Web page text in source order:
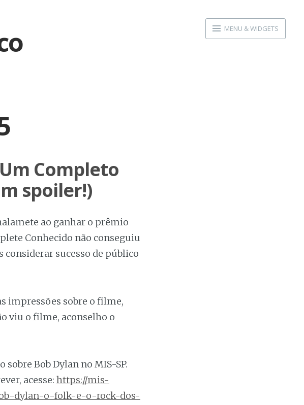
MENU & WIDGETS
Completo
spoiler!)
ao ganhar o prêmio
Conhecido não conseguiu
considerar sucesso de público
impressões sobre o filme,
viu o filme, aconselho o
Bob Dylan no MIS-SP.
acesse: https://mis-
dylan-o-folk-e-o-rock-dos-